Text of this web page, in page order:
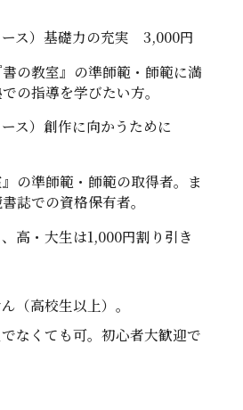
ス）基礎力の充実 3,000円
の教室』の準師範・師範に満
の指導を学びたい方。
ス）創作に向かうために
の準師範・師範の取得者。ま
誌での資格保有者。
高・大生は1,000円割り引き
（高校生以上）。
なくても可。初心者大歓迎で